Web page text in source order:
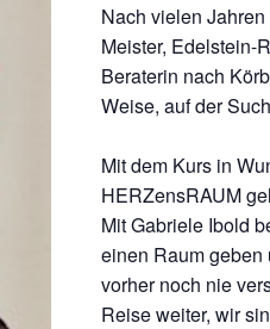
Nach vielen
Meister, Edelstein-
Beraterin nach
Weise, auf der
Mit dem Kurs in
HERZensRAUM
Mit Gabriele Ibold
einen Raum geben
vorher noch nie
Reise weiter, wir